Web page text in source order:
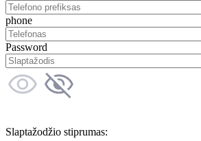
phone
Password
Slaptažodžio stiprumas: